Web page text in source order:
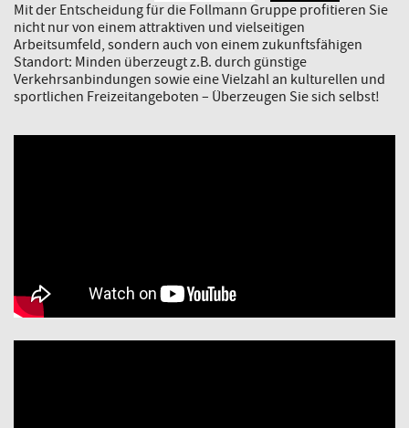
Mit der Entscheidung für die Follmann Gruppe profitieren Sie
nicht nur von einem attraktiven und vielseitigen
Arbeitsumfeld, sondern auch von einem zukunftsfähigen
Standort: Minden überzeugt z.B. durch günstige
Verkehrsanbindungen sowie eine Vielzahl an kulturellen und
sportlichen Freizeitangeboten – Überzeugen Sie sich selbst!